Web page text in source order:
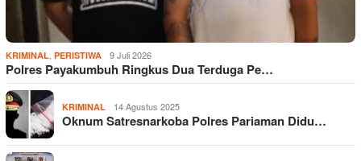
KRIMINAL, PERISTIWA 9 Juli 2026
Polres Payakumbuh Ringkus Dua Terduga Pe…
KRIMINAL 14 Agustus 2025
Oknum Satresnarkoba Polres Pariaman Didu…